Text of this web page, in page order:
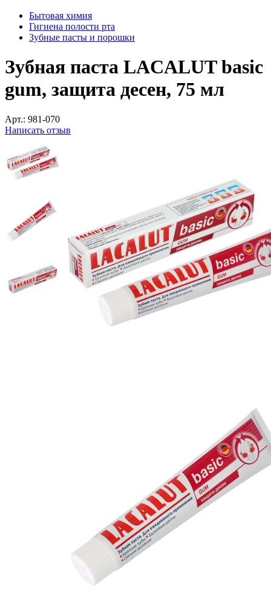
Бытовая химия
Гигиена полости рта
Зубные пасты и порошки
Зубная паста LACALUT basic
gum, защита десен, 75 мл
Арт.: 981-070
Написать отзыв